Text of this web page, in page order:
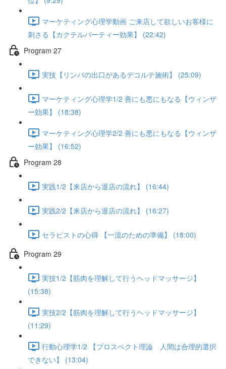
マーケティング心理学動画 ご来店して欲しいお客様に
刺さる【カクテルパーティー効果】 (22:42)
Program 27
実技【リンパの出口があるデコルテ施術】 (25:09)
マーケティング心理学1/2 善にも悪にもなる【ウィンザ
ー効果】 (18:38)
マーケティング心理学2/2 善にも悪にもなる【ウィンザ
ー効果】 (16:52)
Program 28
実践1/2【来店から退店の流れ】 (16:44)
実践2/2【来店から退店の流れ】 (16:27)
セラピストの心得 【一流のための準備】 (18:00)
Program 29
実技1/2【筋肉を理解して行うヘッドマッサージ】
(15:38)
実技2/2【筋肉を理解して行うヘッドマッサージ】
(11:29)
行動心理学1/2 【プロスペクト理論 人間は合理的選択
できない】 (13:04)